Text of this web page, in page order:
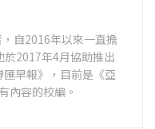
自2016年以來一直擔
於2017年4月協助推出
早報》，目前是《亞
內容的校編。